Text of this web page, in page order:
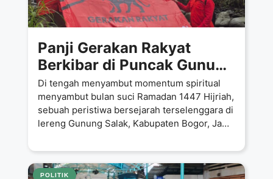
Panji Gerakan Rakyat
Berkibar di Puncak Gunung
Salak: Simbol Kebangkitan
dan Tekad Bersama
Di tengah menyambut momentum spiritual
menyambut bulan suci Ramadan 1447 Hijriah,
sebuah peristiwa bersejarah terselenggara di
lereng Gunung Salak, Kabupaten Bogor, Jawa
POLITIK